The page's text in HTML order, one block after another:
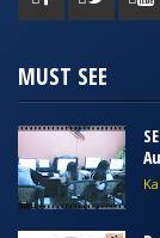
MUST SEE